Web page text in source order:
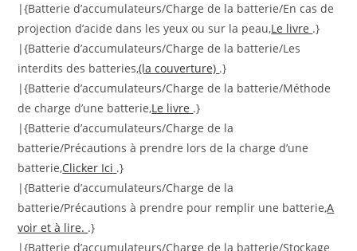
|{Batterie d’accumulateurs/Charge de la batterie/En cas de
projection d’acide dans les yeux ou sur la peau,Le livre .}
|{Batterie d’accumulateurs/Charge de la batterie/Les
interdits des batteries,(la couverture) .}
|{Batterie d’accumulateurs/Charge de la batterie/Méthode
de charge d’une batterie,Le livre .}
|{Batterie d’accumulateurs/Charge de la
batterie/Précautions à prendre lors de la charge d’une
batterie,Clicker Ici .}
|{Batterie d’accumulateurs/Charge de la
batterie/Précautions à prendre pour remplir une batterie,A
voir et à lire. .}
|{Batterie d’accumulateurs/Charge de la batterie/Stockage